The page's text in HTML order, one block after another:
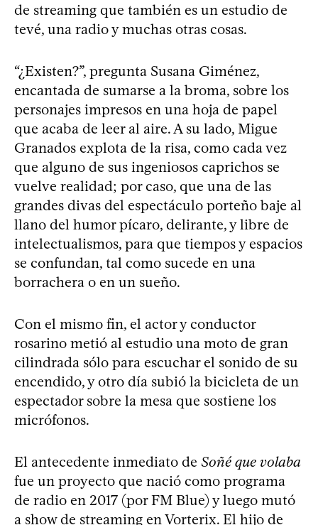
de streaming que también es un estudio de
tevé, una radio y muchas otras cosas.
“¿Existen?”, pregunta Susana Giménez,
encantada de sumarse a la broma, sobre los
personajes impresos en una hoja de papel
que acaba de leer al aire. A su lado, Migue
Granados explota de la risa, como cada vez
que alguno de sus ingeniosos caprichos se
vuelve realidad; por caso, que una de las
grandes divas del espectáculo porteño baje al
llano del humor pícaro, delirante, y libre de
intelectualismos, para que tiempos y espacios
se confundan, tal como sucede en una
borrachera o en un sueño.
Con el mismo fin, el actor y conductor
rosarino metió al estudio una moto de gran
cilindrada sólo para escuchar el sonido de su
encendido, y otro día subió la bicicleta de un
espectador sobre la mesa que sostiene los
micrófonos.
El antecedente inmediato de Soñé que volaba
fue un proyecto que nació como programa
de radio en 2017 (por FM Blue) y luego mutó
a show de streaming en Vorterix. El hijo de